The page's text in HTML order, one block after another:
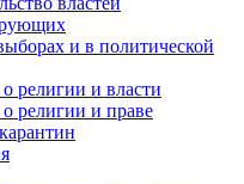
и в политической
религии и власти
религии и праве